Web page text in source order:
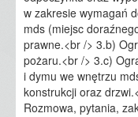
w zakresie wymagań
mds (miejsc
prawne.<br /> 3.b)
pożaru.<br /> 3.c)
i dymu we wnętrzu
konstrukcji oraz
Rozmowa, pytania,